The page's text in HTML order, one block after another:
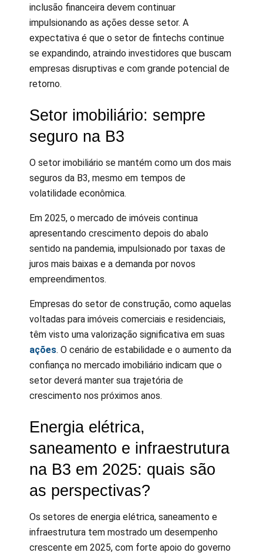
inclusão financeira devem continuar
impulsionando as ações desse setor. A
expectativa é que o setor de fintechs continue
se expandindo, atraindo investidores que buscam
empresas disruptivas e com grande potencial de
retorno.
Setor imobiliário: sempre
seguro na B3
O setor imobiliário se mantém como um dos mais
seguros da B3, mesmo em tempos de
volatilidade econômica.
Em 2025, o mercado de imóveis continua
apresentando crescimento depois do abalo
sentido na pandemia, impulsionado por taxas de
juros mais baixas e a demanda por novos
empreendimentos.
Empresas do setor de construção, como aquelas
voltadas para imóveis comerciais e residenciais,
têm visto uma valorização significativa em suas
ações. O cenário de estabilidade e o aumento da
confiança no mercado imobiliário indicam que o
setor deverá manter sua trajetória de
crescimento nos próximos anos.
Energia elétrica,
saneamento e infraestrutura
na B3 em 2025: quais são
as perspectivas?
Os setores de energia elétrica, saneamento e
infraestrutura tem mostrado um desempenho
crescente em 2025, com forte apoio do governo